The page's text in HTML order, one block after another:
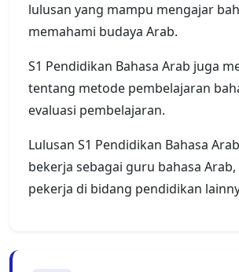
lulusan yang mampu mengajar
memahami budaya Arab.
S1 Pendidikan Bahasa Arab juga
tentang metode pembelajaran
evaluasi pembelajaran.
Lulusan S1 Pendidikan Bahasa
bekerja sebagai guru bahasa
pekerja di bidang pendidikan